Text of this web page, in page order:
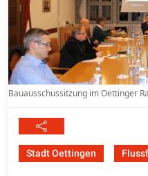
Bauausschussitzung im Oettinger
Stadt Oettingen